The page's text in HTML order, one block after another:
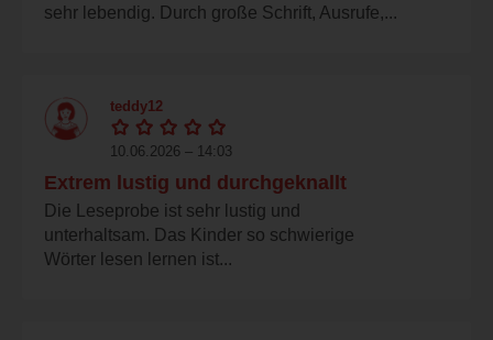
sehr lebendig. Durch große Schrift, Ausrufe,...
teddy12
10.06.2026 – 14:03
Extrem lustig und durchgeknallt
Die Leseprobe ist sehr lustig und
unterhaltsam. Das Kinder so schwierige
Wörter lesen lernen ist...